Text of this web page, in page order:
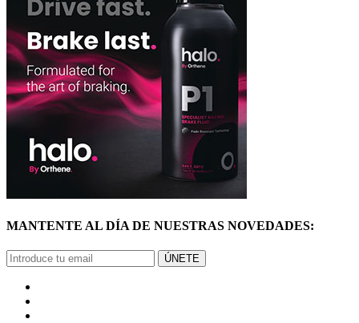
MANTENTE AL DÍA DE NUESTRAS NOVEDADES:
ÚNETE